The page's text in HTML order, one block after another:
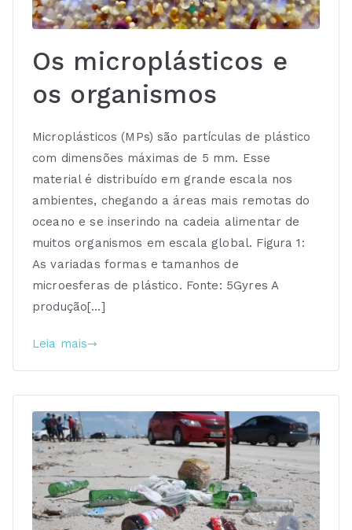
Os microplásticos e
os organismos
Microplásticos (MPs) são partículas de plástico
com dimensões máximas de 5 mm. Esse
material é distribuído em grande escala nos
ambientes, chegando a áreas mais remotas do
oceano e se inserindo na cadeia alimentar de
muitos organismos em escala global. Figura 1:
As variadas formas e tamanhos de
microesferas de plástico. Fonte: 5Gyres A
produção[…]
Leia mais